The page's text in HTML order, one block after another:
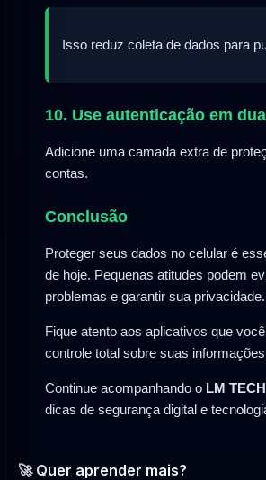
Isso reduz coleta de dados para
10. Use autenticação em
Adicione uma camada extra de
contas.
Conclusão
Proteger seus dados no celular é
de hoje. Pequenas atitudes podem
problemas e garantir sua privacidade.
Fique atento aos aplicativos que
controle total sobre suas
Continue acompanhando o LM
dicas de segurança digital e
🚀 Quer aprender mais?